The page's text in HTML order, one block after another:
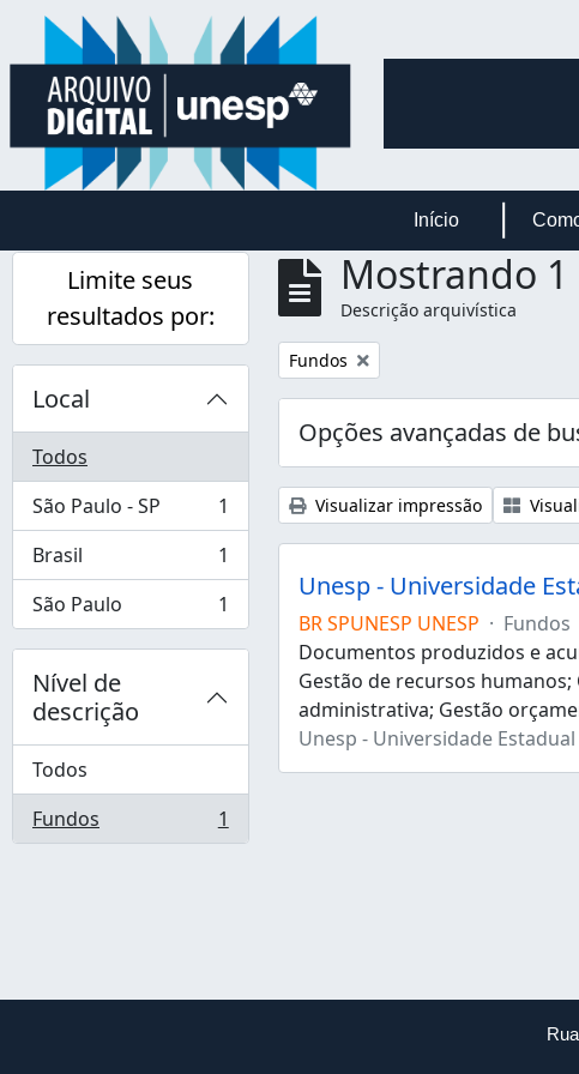
Skip to main content
Início
Limite seus
resultados por:
Local
Todos
São Paulo - SP
, 1 resultados
1
Brasil
, 1 resultados
1
São Paulo
, 1 resultados 1
Nível de
descrição
Todos
Fundos
, 1 resultados 1
Mostrando
Descrição arquivística
Remover filtro:
Fundos
Opções avançadas de
Visualizar impressão
Unesp - Universidade
BR SPUNESP UNESP · Fundos
Documentos produzidos e
Gestão de recursos
administrativa; Gestão
Unesp - Universidade